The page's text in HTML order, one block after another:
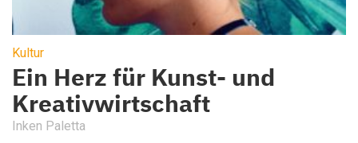
Kultur
Ein Herz für Kunst- und
Kreativwirtschaft
Inken Paletta